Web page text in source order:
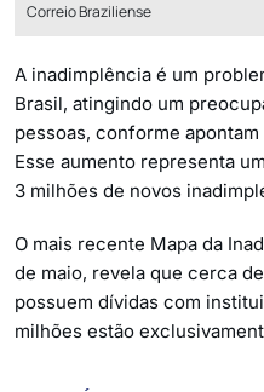
Correio Braziliense
A inadimplência é um
Brasil, atingindo um
pessoas, conforme
Esse aumento representa
3 milhões de novos
O mais recente Mapa da
de maio, revela que cerca
possuem dívidas com
milhões estão